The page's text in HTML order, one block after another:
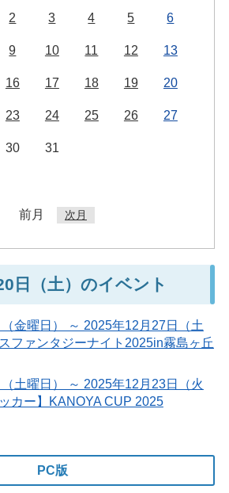
2 3 4 5 6
9 10 11 12 13
16 17 18 19 20
23 24 25 26 27
30 31
前月 次月
日（土）のイベント
金曜日） ～ 2025年12月27日（土
ファンタジーナイト2025in霧島ヶ丘
土曜日） ～ 2025年12月23日（火
カー】KANOYA CUP 2025
PC版